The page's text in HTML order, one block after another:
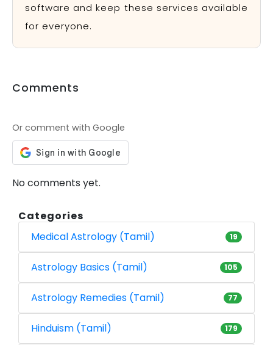
software and keep these services available
for everyone.
Comments
Or comment with Google
No comments yet.
Categories
Medical Astrology (Tamil)
19
Astrology Basics (Tamil) 105
Astrology Remedies (Tamil) 77
Hinduism (Tamil) 179